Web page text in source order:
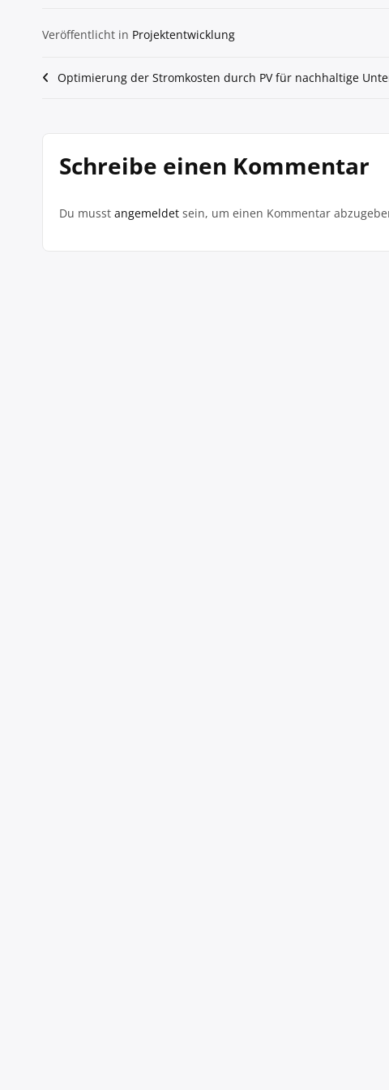
Veröffentlicht in Projektentwicklung
Beitragsnavigation
Optimierung der Stromkosten durch PV für nachhaltige
Schreibe einen Kommentar
Du musst angemeldet sein, um einen Kommentar